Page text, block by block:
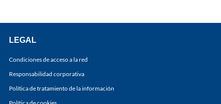
LEGAL
Condiciones de acceso a la red
Responsabilidad corporativa
Política de tratamiento de la información